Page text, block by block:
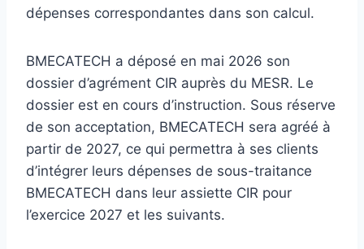
dépenses correspondantes dans son calcul.
BMECATECH a déposé en mai 2026 son
dossier d’agrément CIR auprès du MESR. Le
dossier est en cours d’instruction. Sous réserve
de son acceptation, BMECATECH sera agréé à
partir de 2027, ce qui permettra à ses clients
d’intégrer leurs dépenses de sous-traitance
BMECATECH dans leur assiette CIR pour
l’exercice 2027 et les suivants.